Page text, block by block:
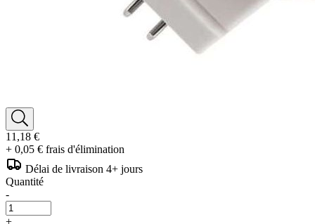
11,18 €
+ 0,05 € frais d'élimination
Délai de livraison 4+ jours
Quantité
-
+